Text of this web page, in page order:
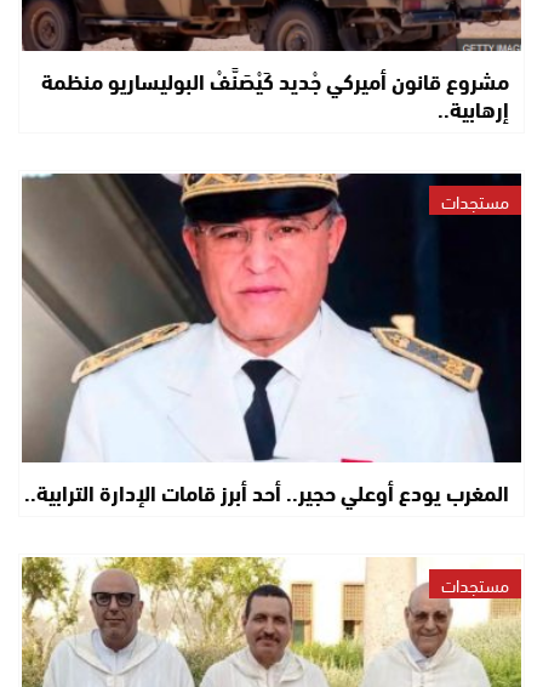
مشروع قانون أميركي جْديد كَيْصَنَّفْ البوليساريو منظمة
إرهابية..
مستجدات
المغرب يودع أوعلي حجير.. أحد أبرز قامات الإدارة الترابية..
مستجدات